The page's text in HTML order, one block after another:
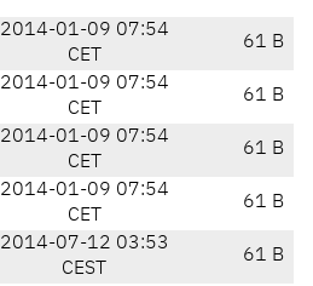
2014-01-09 07:54
CET
61 B
2014-01-09 07:54
CET
61 B
2014-01-09 07:54
CET
61 B
2014-01-09 07:54
CET
61 B
2014-07-12 03:53
CEST
61 B